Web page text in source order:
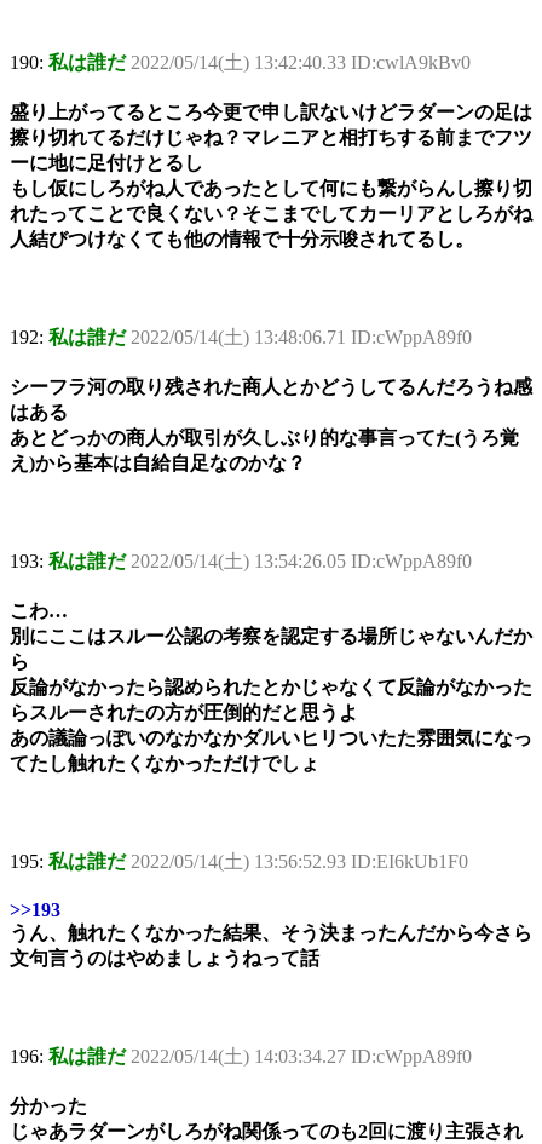
190: 私は誰だ 2022/05/14(土) 13:42:40.33 ID:cwlA9kBv0
盛り上がってるところ今更で申し訳ないけどラダーンの足は
擦り切れてるだけじゃね？マレニアと相打ちする前までフツ
ーに地に足付けとるし
もし仮にしろがね人であったとして何にも繋がらんし擦り切
れたってことで良くない？そこまでしてカーリアとしろがね
人結びつけなくても他の情報で十分示唆されてるし。
192: 私は誰だ 2022/05/14(土) 13:48:06.71 ID:cWppA89f0
シーフラ河の取り残された商人とかどうしてるんだろうね感
はある
あとどっかの商人が取引が久しぶり的な事言ってた(うろ覚
え)から基本は自給自足なのかな？
193: 私は誰だ 2022/05/14(土) 13:54:26.05 ID:cWppA89f0
こわ…
別にここはスルー公認の考察を認定する場所じゃないんだか
ら
反論がなかったら認められたとかじゃなくて反論がなかった
らスルーされたの方が圧倒的だと思うよ
あの議論っぽいのなかなかダルいヒリついたた雰囲気になっ
てたし触れたくなかっただけでしょ
195: 私は誰だ 2022/05/14(土) 13:56:52.93 ID:EI6kUb1F0
>>193
うん、触れたくなかった結果、そう決まったんだから今さら
文句言うのはやめましょうねって話
196: 私は誰だ 2022/05/14(土) 14:03:34.27 ID:cWppA89f0
分かった
じゃあラダーンがしろがね関係ってのも2回に渡り主張され